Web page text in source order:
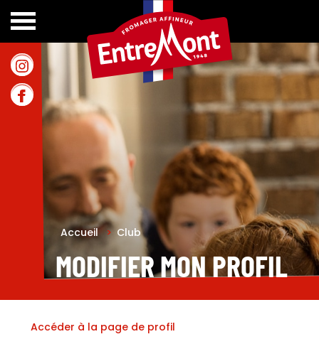
Accueil > Club
MODIFIER MON PROFIL
Accéder à la page de profil